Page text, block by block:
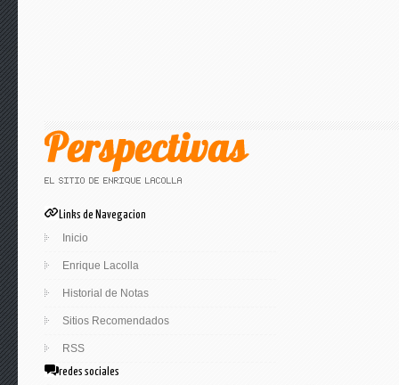
Links de Navegacion
Inicio
Enrique Lacolla
Historial de Notas
Sitios Recomendados
RSS
redes sociales